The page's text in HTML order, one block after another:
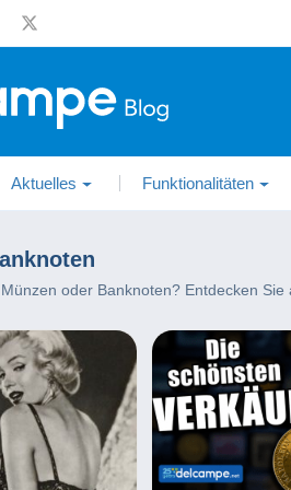
Aktuelles Funktionalitäten
oder Banknoten? Entdecken